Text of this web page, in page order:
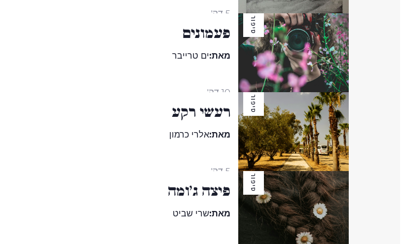
5 דק'
סיפור פעמונים
מאת:ים טרייבר
10 דק'
סיפור רעשי רקע
מאת:אלרי כרמון
5 דק'
סיפור פיצה ג'ומה
מאת:שרי שביט